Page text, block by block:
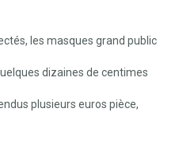
les masques grand public
dizaines de centimes
plusieurs euros pièce,